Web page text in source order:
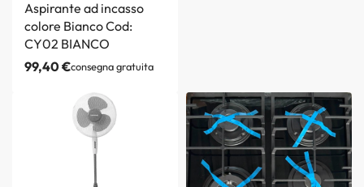
Aspirante ad incasso
colore Bianco Cod:
CY02 BIANCO
99,40€consegna gratuita